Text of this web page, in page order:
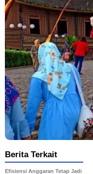
Berita Terkait
Efisiensi Anggaran Tetap Jadi